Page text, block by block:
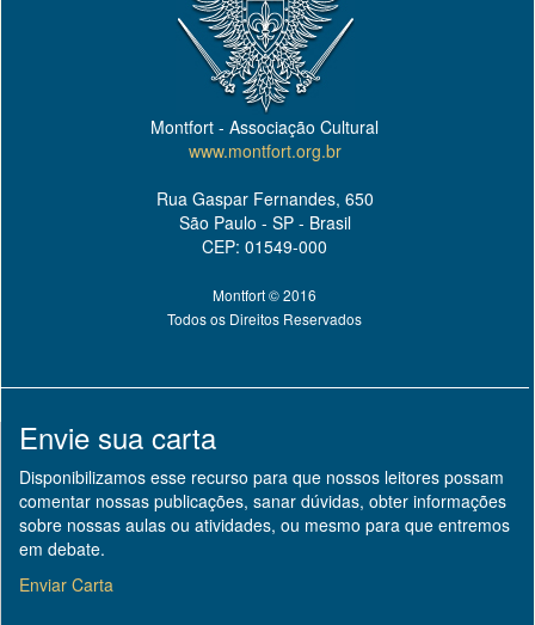
Montfort - Associação Cultural
www.montfort.org.br
Rua Gaspar Fernandes, 650
São Paulo - SP - Brasil
CEP: 01549-000
Montfort © 2016
Todos os Direitos Reservados
Envie sua carta
Disponibilizamos esse recurso para que nossos leitores possam
comentar nossas publicações, sanar dúvidas, obter informações
sobre nossas aulas ou atividades, ou mesmo para que entremos
em debate.
Enviar Carta